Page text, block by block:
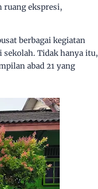
ruang ekspresi,
berbagai kegiatan
sekolah. Tidak hanya itu,
abad 21 yang